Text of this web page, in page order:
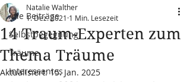
Alle Beiträge
Selbstbegegnung
Träume
Interessantes
14 Traum-Experten zum
Thema Träume
Natalie Walther
1. Dez. 2021 1 Min. Lesezeit
Aktualisiert:15. Jan. 2025